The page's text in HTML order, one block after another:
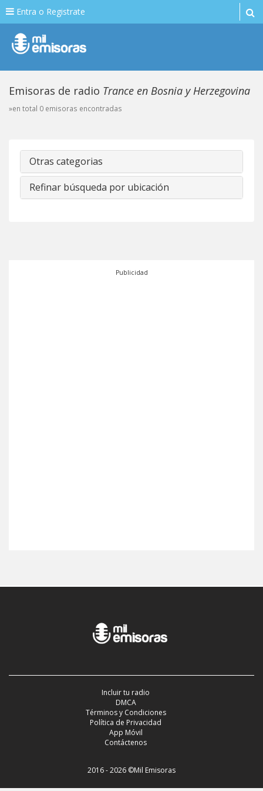
Entra o Registrate
Emisoras de radio Trance en Bosnia y Herzegovina
»en total 0 emisoras encontradas
Otras categorias
Refinar búsqueda por ubicación
Publicidad
Incluir tu radio
DMCA
Términos y Condiciones
Política de Privacidad
App Móvil
Contáctenos
2016 - 2026 ©Mil Emisoras